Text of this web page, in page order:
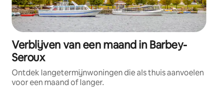
Verblijven van een maand in Barbey-
Seroux
Ontdek langetermijnwoningen die als thuis aanvoelen
voor een maand of langer.